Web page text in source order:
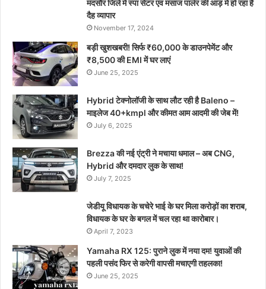
मंदसौर जिले में स्पा सेंटर एव मसाज पार्लर की आड़ मे हो रहा है
दैह व्यापार
November 17, 2024
बड़ी खुशखबरी! सिर्फ ₹60,000 के डाउनपेमेंट और
₹8,500 की EMI में घर लाएं
June 25, 2025
Hybrid टेक्नोलॉजी के साथ लौट रही है Baleno –
माइलेज 40+kmpl और कीमत आम आदमी की जेब में!
July 6, 2025
Brezza की नई एंट्री ने मचाया धमाल – अब CNG,
Hybrid और दमदार लुक के साथ!
July 7, 2025
जेडीयू विधायक के चचेरे भाई के घर मिला करोड़ों का शराब,
विधायक के घर के बगल में चल रहा था कारोबार।
April 7, 2023
Yamaha RX 125: पुराने लुक में नया दम! युवाओं की
पहली पसंद फिर से करेगी वापसी मचाएगी तहलका!
June 25, 2025